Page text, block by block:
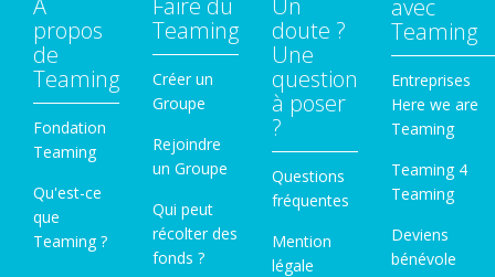
A
propos
de
Teaming
Fondation
Teaming
Qu'est-ce
que
Teaming ?
Faire du
Teaming
Créer un
Groupe
Rejoindre
un Groupe
Qui peut
récolter des
fonds ?
Un
doute ?
Une
question
à poser
?
Questions
fréquentes
Mention
légale
avec
Teaming
Entreprises
Here we are
Teaming
Teaming 4
Teaming
Deviens
bénévole